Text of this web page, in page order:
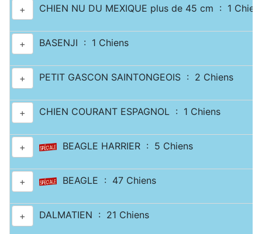
+ CHIEN NU DU MEXIQUE plus de 45 cm : 1
+ BASENJI : 1 Chiens
+ PETIT GASCON SAINTONGEOIS : 2 Chiens
+ CHIEN COURANT ESPAGNOL : 1 Chiens
+ BEAGLE HARRIER : 5 Chiens
+ BEAGLE : 47 Chiens
+ DALMATIEN : 21 Chiens